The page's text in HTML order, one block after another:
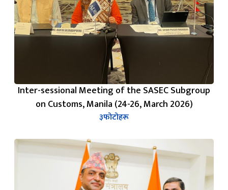
Inter-sessional Meeting of the SASEC Subgroup
on Customs, Manila (24-26, March 2026)
३फोटोहरू